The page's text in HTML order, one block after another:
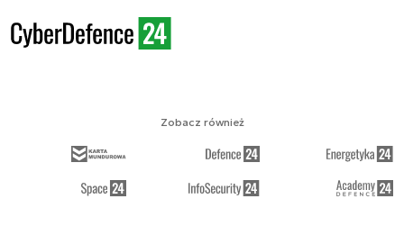
Zobacz również